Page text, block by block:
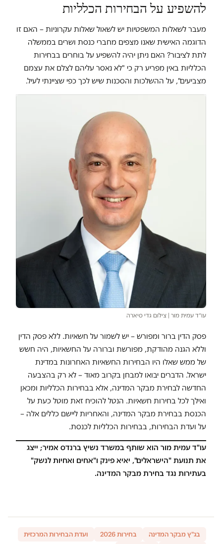
להשפיע על הבחירות הכלליות
מעבר לשאלות המשפטיות יש לשאול שאלות עקרוניות – האם זו
הדוגמה האישית שאנו מצפים מחברי כנסת ושרים בממשלה
לתת לציבור? האם ניתן יהיה להשפיע על בוחרים בבחירות
הכלליות באין מפריע רק כי "לא נאסר עליהם לצלם את עצמם
מצביעים", על ההשלכות והסכנות שיש לכך כפי שציינתי לעיל.
עו״ד עמית מור | צילום גדי סיארה
פסק הדין ברור ומפורש – יש לשמור על חשאיות. ללא פסק הדין
וללא הגנה מהודקת, מפורשת וברורה על החשאיות, היה חשש
של ממש שאלו היו הבחירות החשאיות האחרונות במדינת
ישראל. הדברים יבואו למבחן בקרוב מאוד – לא רק בהצבעה
החדשה לבחירת מבקר המדינה, אלא בבחירות הכלליות ומכאן
ואילך לכל בחירות חשאיות. הנטל להוכיח זאת מוטל כעת על
הכנסת בבחירת מבקר המדינה, והאחריות ליישם כללים אלה –
על ועדת הבחירות, בבחירות הכלליות לכנסת.
עו"ד עמית מור הוא שותף במשרד נשיץ ברנדס אמיר; ייצג
את תנועת "הישראלים", יאיא פינק ו"אחים ואחיות לנשק"
בעתירות נגד בחירת מבקר המדינה.
בג"ץ מבקר המדינה בחירות 2026
ועדת הבחירות המרכזית